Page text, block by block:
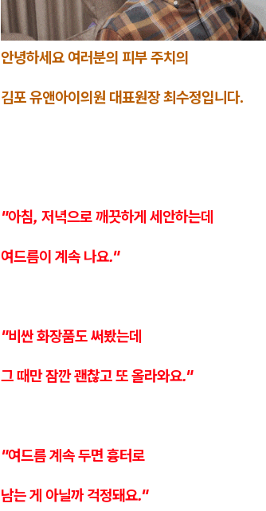
안녕하세요 여러분의 피부 주치의
김포 유앤아이의원 대표원장 최수정입니다.
"아침, 저녁으로 깨끗하게 세안하는데
여드름이 계속 나요."
"비싼 화장품도 써봤는데
그 때만 잠깐 괜찮고 또 올라와요."
"여드름 계속 두면 흉터로
남는 게 아닐까 걱정돼요."